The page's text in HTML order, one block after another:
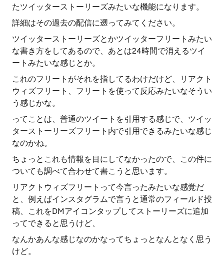
たツイッターストーリーズみたいな機能になります。
詳細はその過去の配信に遡ってみてください。
ツイッターストーリーズとかツイッターフリートみたい
な書き方をしてあるので、あとは24時間で消えるツイ
ートみたいな感じとか。
これのフリートがそれを指してるわけだけど、リアクト
ウィズフリート、フリートを使って反応みたいなそうい
う感じかな。
ってことは、普通のツイートを引用する感じで、ツイッ
ターストーリーズフリート内で引用できるみたいな感じ
なのかね。
ちょっとこれも情報を目にしてなかったので、この件に
ついても調べて合わせて書こうと思います。
リアクトウィズフリートって今言ったみたいな感覚だ
と、例えばインスタグラムで言うと通常のフィールド投
稿、これをDMアイコンタップしてストーリーズに追加
ってできると思うけど、
なんかあんな感じなのかなってちょっとなんとなく思う
けど。